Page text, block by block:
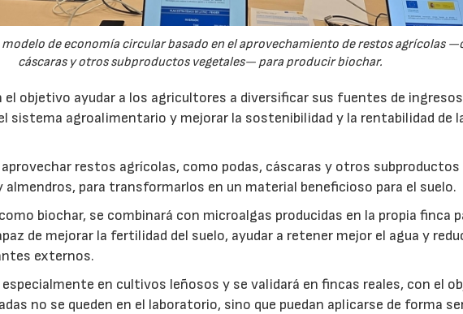
de economía circular basado en el aprovechamiento de restos agrícolas
cáscaras y otros subproductos vegetales— para producir biochar.
objetivo ayudar a los agricultores a diversificar sus fuentes de
sistema agroalimentario y mejorar la sostenibilidad y la rentabilidad de
aprovechar restos agrícolas, como podas, cáscaras y otros
para transformarlos en un material beneficioso para el suelo.
biochar, se combinará con microalgas producidas en la propia finca
de mejorar la fertilidad del suelo, ayudar a retener mejor el agua y
externos.
en cultivos leñosos y se validará en fincas reales, con el
no se queden en el laboratorio, sino que puedan aplicarse de forma